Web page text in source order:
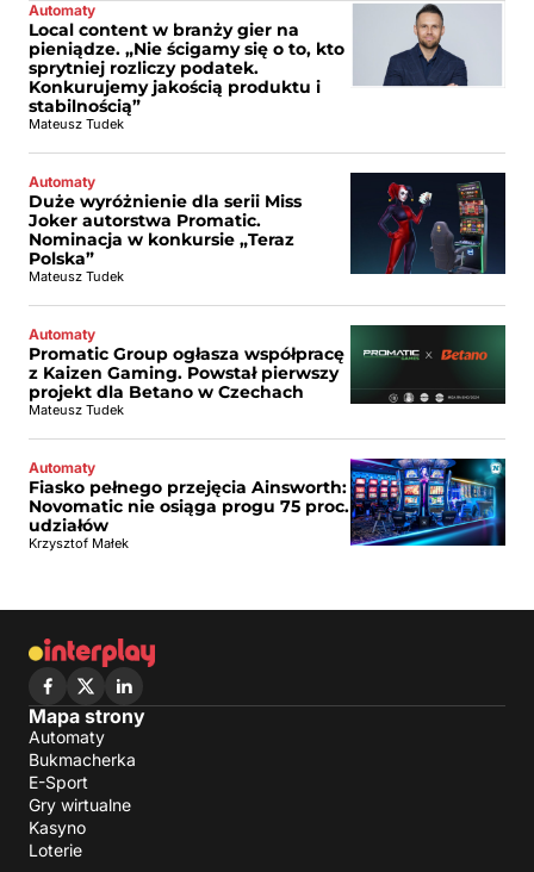
Automaty
Local content w branży gier na
pieniądze. „Nie ścigamy się o to, kto
sprytniej rozliczy podatek.
Konkurujemy jakością produktu i
stabilnością”
Mateusz Tudek
Automaty
Duże wyróżnienie dla serii Miss
Joker autorstwa Promatic.
Nominacja w konkursie „Teraz
Polska”
Mateusz Tudek
Automaty
Promatic Group ogłasza współpracę
z Kaizen Gaming. Powstał pierwszy
projekt dla Betano w Czechach
Mateusz Tudek
Automaty
Fiasko pełnego przejęcia Ainsworth:
Novomatic nie osiąga progu 75 proc.
udziałów
Krzysztof Małek
Mapa strony
Automaty
Bukmacherka
E-Sport
Gry wirtualne
Kasyno
Loterie